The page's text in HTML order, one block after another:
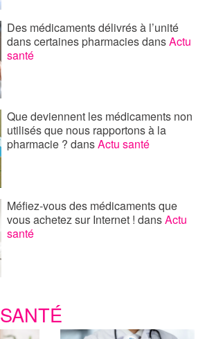
Des médicaments délivrés à l’unité
dans certaines pharmaciesdansActu
santé
Que deviennent les médicaments non
utilisés que nous rapportons à la
pharmacie ?dansActu santé
Méfiez-vous des médicaments que
vous achetez sur Internet !dansActu
santé
SANTÉ